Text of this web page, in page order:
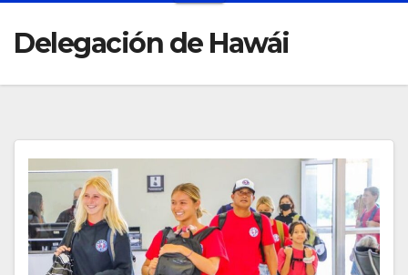
Delegación de Hawái